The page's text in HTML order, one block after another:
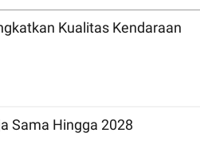
Kualitas Kendaraan
Sama Hingga 2028